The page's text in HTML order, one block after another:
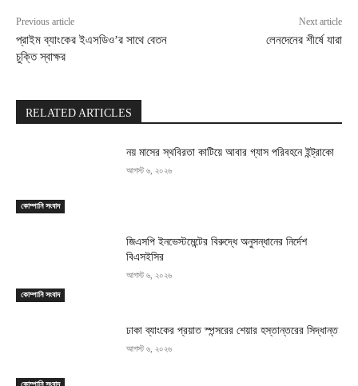
Previous article
প্রাইম ব্যাংকের ইএসডিও’র সাথে বেতন
চুক্তি স্বাক্ষর
Next article
লেনদেনের শীর্ষে যারা
RELATED ARTICLES
কোম্পানি সংবাদ
নয় মাসের স্থবিরতা কাটিয়ে আবার গ্যাস পরিবহনে ইন্ট্রাকো
আগস্ট ৬, ২০২৬
কোম্পানি সংবাদ
জিএসপি ইনভেস্টমেন্টের বিরুদ্ধে অনুসন্ধানের নির্দেশ
বিএসইসির
আগস্ট ৬, ২০২৬
কোম্পানি সংবাদ
ঢাকা ব্যাংকের প্রয়াত স্পন্সরের শেয়ার হস্তান্তরের সিদ্ধান্ত
আগস্ট ৬, ২০২৬